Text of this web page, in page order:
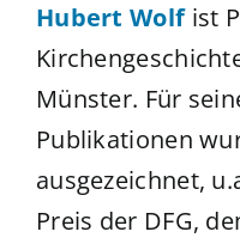
Hubert Wolf ist
Münster. Für
Publikationen
ausgezeichnet,
Preis der DFG,